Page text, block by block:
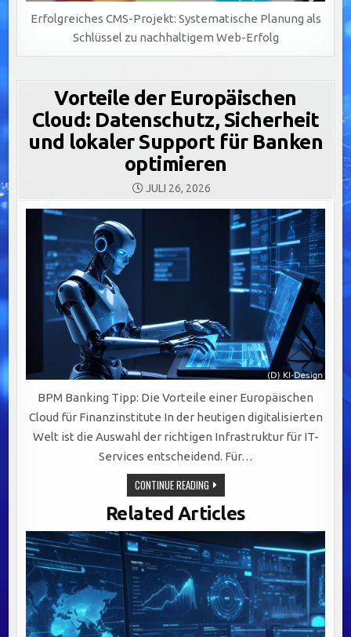
Erfolgreiches CMS-Projekt: Systematische Planung als
Schlüssel zu nachhaltigem Web-Erfolg
Vorteile der Europäischen
Cloud: Datenschutz, Sicherheit
und lokaler Support für Banken
optimieren
JULI 26, 2026
BPM Banking Tipp: Die Vorteile einer Europäischen
Cloud für Finanzinstitute In der heutigen digitalisierten
Welt ist die Auswahl der richtigen Infrastruktur für IT-
Services entscheidend. Für…
CONTINUE READINGVORTEILE
DER
EUROPÄISCHEN
CLOUD:
DATENSCHUTZ,
SICHERHEIT
UND
LOKALER
SUPPORT
FÜR
BANKEN
OPTIMIEREN
Related Articles